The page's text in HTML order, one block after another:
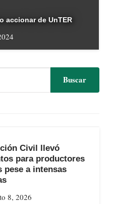
accionar de UnTER
Civil llevó
para productores
pese a intensas
8, 2026